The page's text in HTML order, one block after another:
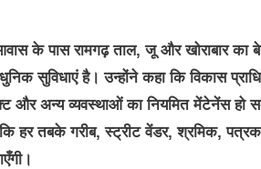
के पास रामगढ़ ताल, जू और खोराबार का
सुविधाएं है। उन्होंने कहा कि विकास
और अन्य व्यवस्थाओं का नियमित मेंटेनेंस हो
हर तबके गरीब, स्ट्रीट वेंडर, श्रमिक,